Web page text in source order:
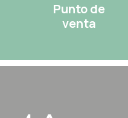
Punto de
venta